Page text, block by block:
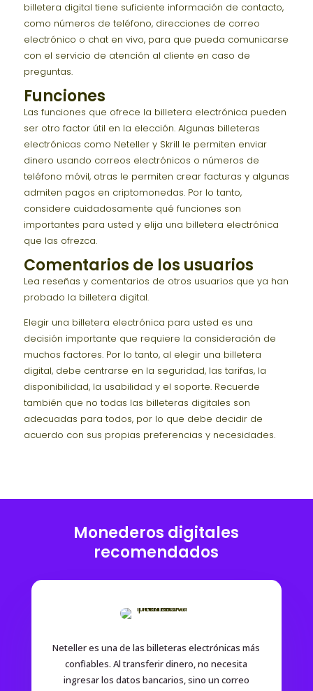
billetera digital tiene suficiente información de contacto,
como números de teléfono, direcciones de correo
electrónico o chat en vivo, para que pueda comunicarse
con el servicio de atención al cliente en caso de
preguntas.
Funciones
Las funciones que ofrece la billetera electrónica pueden
ser otro factor útil en la elección. Algunas billeteras
electrónicas como Neteller y Skrill le permiten enviar
dinero usando correos electrónicos o números de
teléfono móvil, otras le permiten crear facturas y algunas
admiten pagos en criptomonedas. Por lo tanto,
considere cuidadosamente qué funciones son
importantes para usted y elija una billetera electrónica
que las ofrezca.
Comentarios de los usuarios
Lea reseñas y comentarios de otros usuarios que ya han
probado la billetera digital.
Elegir una billetera electrónica para usted es una
decisión importante que requiere la consideración de
muchos factores. Por lo tanto, al elegir una billetera
digital, debe centrarse en la seguridad, las tarifas, la
disponibilidad, la usabilidad y el soporte. Recuerde
también que no todas las billeteras digitales son
adecuadas para todos, por lo que debe decidir de
acuerdo con sus propias preferencias y necesidades.
Monederos digitales
recomendados
Neteller es una de las billeteras electrónicas más
confiables. Al transferir dinero, no necesita
ingresar los datos bancarios, sino un correo